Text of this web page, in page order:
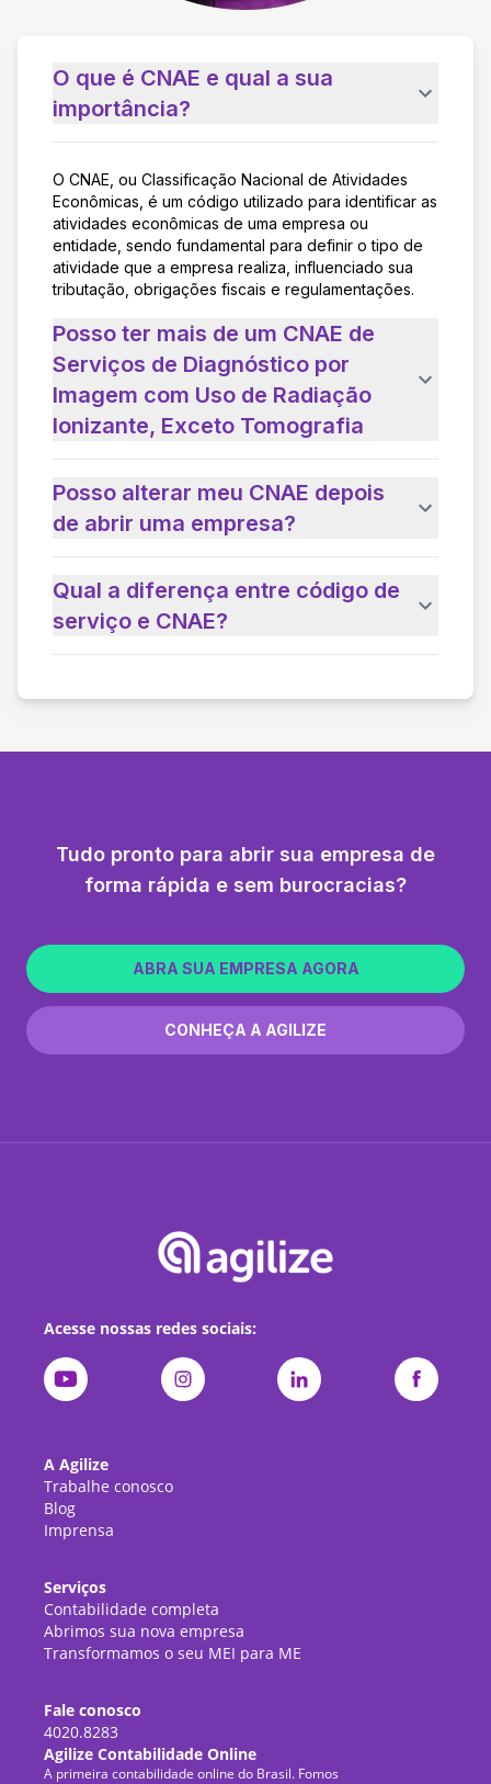
O que é CNAE e qual a sua
importância?
O CNAE, ou Classificação Nacional de Atividades
Econômicas, é um código utilizado para identificar as
atividades econômicas de uma empresa ou
entidade, sendo fundamental para definir o tipo de
atividade que a empresa realiza, influenciado sua
tributação, obrigações fiscais e regulamentações.
Posso ter mais de um CNAE de
Serviços de Diagnóstico por
Imagem com Uso de Radiação
Ionizante, Exceto Tomografia
Posso alterar meu CNAE depois
de abrir uma empresa?
Qual a diferença entre código de
serviço e CNAE?
Tudo pronto para abrir sua empresa de
forma rápida e sem burocracias?
ABRA SUA EMPRESA AGORA
CONHEÇA A AGILIZE
Acesse nossas redes sociais:
A Agilize
Trabalhe conosco
Blog
Imprensa
Serviços
Contabilidade completa
Abrimos sua nova empresa
Transformamos o seu MEI para ME
Fale conosco
4020.8283
Agilize Contabilidade Online
A primeira contabilidade online do Brasil. Fomos